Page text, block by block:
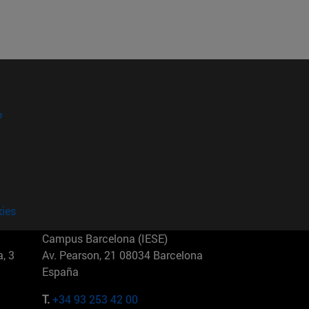
3
Campus Barcelona (IESE)
Av. Pearson, 21 08034 Barcelona
España
T.+34 93 253 42 00